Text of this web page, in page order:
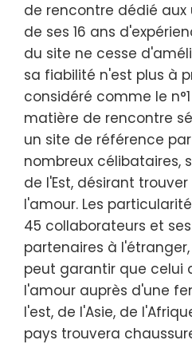
de rencontre dédié aux
de ses 16 ans
du site ne cesse
sa fiabilité n'est plus à
considéré comme le
matière de rencontre
un site de référence
nombreux célibataires,
de l'Est, désirant
l'amour. Les
45 collaborateurs et
partenaires à
peut garantir que celui
l'amour auprès d'une
l'est, de l'Asie, de
pays trouvera